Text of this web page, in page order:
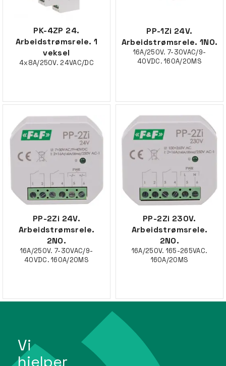
PK-4ZP 24.
Arbeidstrømsrele. 1
veksel
4x8A/250V. 24VAC/DC
PP-1Zi 24V.
Arbeidstrømsrele. 1NO.
16A/250V. 7-30VAC/9-
40VDC. 160A/20MS
PP-2Zi 24V.
Arbeidstrømsrele.
2NO.
16A/250V. 7-30VAC/9-
40VDC. 160A/20MS
PP-2Zi 230V.
Arbeidstrømsrele.
2NO.
16A/250V. 165-265VAC.
160A/20MS
Vi
hjelper